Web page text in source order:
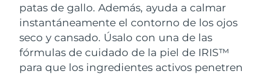
patas de gallo. Además, ayuda a calmar
instantáneamente el contorno de los ojos
seco y cansado. Úsalo con una de las
fórmulas de cuidado de la piel de IRIS™
para que los ingredientes activos penetren